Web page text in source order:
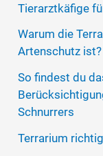
Tierarztkäfige
Warum die
Artenschutz ist?
So findest du
Schnurrers
Terrarium